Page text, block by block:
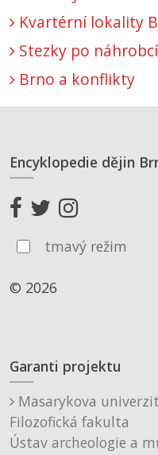
Kvartérní lokality
Stezky po
Brno a konflikty
Encyklopedie dějin
tmavý režim
© 2026
Garanti projektu
Masarykova
Filozofická fakulta
Ústav archeologie a